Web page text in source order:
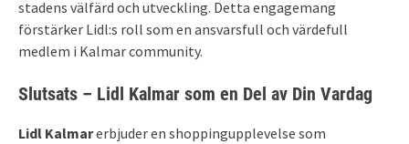
stadens välfärd och utveckling. Detta engagemang
förstärker Lidl:s roll som en ansvarsfull och värdefull
medlem i Kalmar community.
Slutsats – Lidl Kalmar som en Del av Din Vardag
Lidl Kalmarerbjuder en shoppingupplevelse som